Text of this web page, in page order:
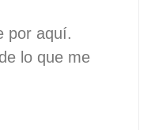
por aquí.
lo que me